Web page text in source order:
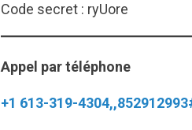
Code secret : ryUore
Appel par téléphone
+1 613-319-